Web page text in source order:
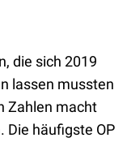
die sich 2019
lassen mussten
Zahlen macht
Die häufigste OP